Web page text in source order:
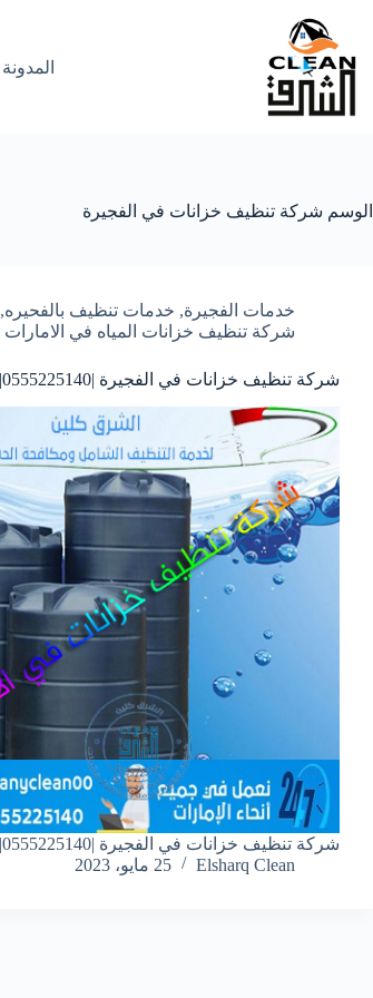
المحتوى
المدونة
الوسم شركة تنظيف خزانات في الفجيرة
خدمات الفجيرة, خدمات تنظيف بالفحيره,
شركة تنظيف خزانات المياه في الامارات
شركة تنظيف خزانات في الفجيرة |0555225140|
شركة تنظيف خزانات في الفجيرة |0555225140|
Elsharq Clean
25 مايو، 2023